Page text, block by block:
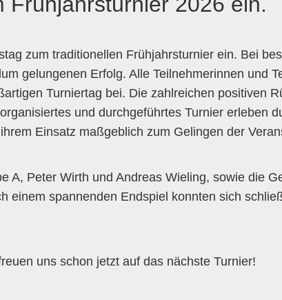
zum traditionellen Frühjahrsturnier ein. Bei
gelungenen Erfolg. Alle Teilnehmerinnen und
Turniertag bei. Die zahlreichen positiven
und durchgeführtes Turnier erleben
Einsatz maßgeblich zum Gelingen der
A, Peter Wirth und Andreas Wieling, sowie die
einem spannenden Endspiel konnten sich
uns schon jetzt auf das nächste Turnier!